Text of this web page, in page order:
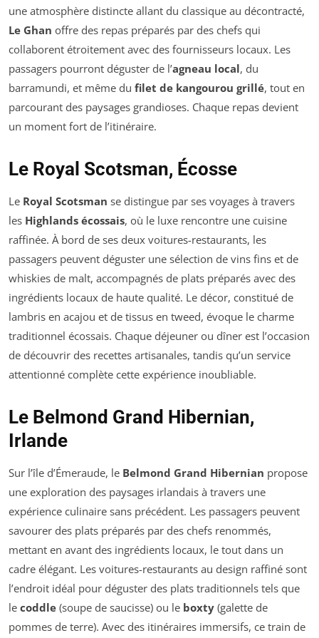
une atmosphère distincte allant du classique au décontracté,
Le Ghan offre des repas préparés par des chefs qui
collaborent étroitement avec des fournisseurs locaux. Les
passagers pourront déguster de l’agneau local, du
barramundi, et même du filet de kangourou grillé, tout en
parcourant des paysages grandioses. Chaque repas devient
un moment fort de l’itinéraire.
Le Royal Scotsman, Écosse
Le Royal Scotsman se distingue par ses voyages à travers
les Highlands écossais, où le luxe rencontre une cuisine
raffinée. À bord de ses deux voitures-restaurants, les
passagers peuvent déguster une sélection de vins fins et de
whiskies de malt, accompagnés de plats préparés avec des
ingrédients locaux de haute qualité. Le décor, constitué de
lambris en acajou et de tissus en tweed, évoque le charme
traditionnel écossais. Chaque déjeuner ou dîner est l’occasion
de découvrir des recettes artisanales, tandis qu’un service
attentionné complète cette expérience inoubliable.
Le Belmond Grand Hibernian,
Irlande
Sur l’île d’Émeraude, le Belmond Grand Hibernian propose
une exploration des paysages irlandais à travers une
expérience culinaire sans précédent. Les passagers peuvent
savourer des plats préparés par des chefs renommés,
mettant en avant des ingrédients locaux, le tout dans un
cadre élégant. Les voitures-restaurants au design raffiné sont
l’endroit idéal pour déguster des plats traditionnels tels que
le coddle (soupe de saucisse) ou le boxty (galette de
pommes de terre). Avec des itinéraires immersifs, ce train de